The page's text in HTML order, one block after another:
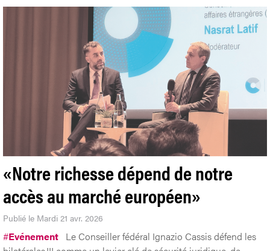
«Notre richesse dépend de notre
accès au marché européen»
Publié le Mardi 21 avr. 2026
#Evénement Le Conseiller fédéral Ignazio Cassis défend les